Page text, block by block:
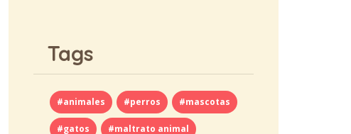
Tags
#animales #perros #mascotas
#gatos #maltrato animal